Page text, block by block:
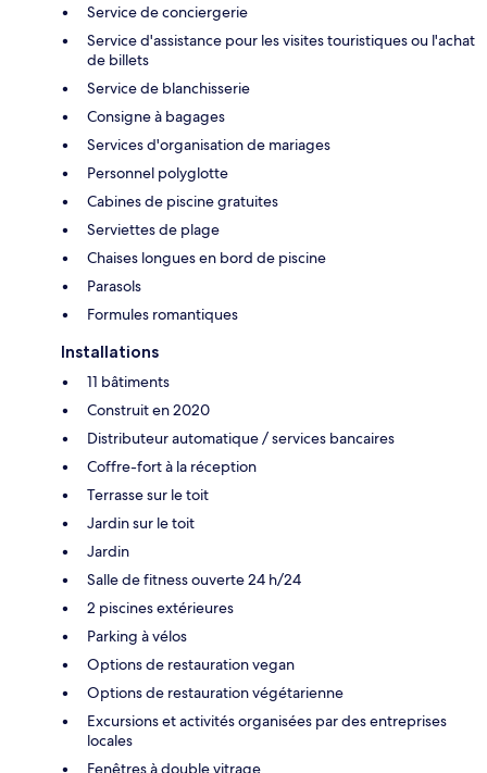
Service de conciergerie
Service d'assistance pour les visites touristiques ou l'achat
de billets
Service de blanchisserie
Consigne à bagages
Services d'organisation de mariages
Personnel polyglotte
Cabines de piscine gratuites
Serviettes de plage
Chaises longues en bord de piscine
Parasols
Formules romantiques
Installations
11 bâtiments
Construit en 2020
Distributeur automatique / services bancaires
Coffre-fort à la réception
Terrasse sur le toit
Jardin sur le toit
Jardin
Salle de fitness ouverte 24 h/24
2 piscines extérieures
Parking à vélos
Options de restauration vegan
Options de restauration végétarienne
Excursions et activités organisées par des entreprises
locales
Fenêtres à double vitrage